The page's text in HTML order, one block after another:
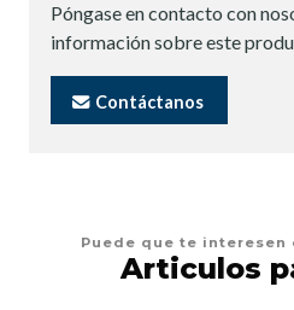
Póngase en contacto con
información sobre este
Contáctanos
Puede que te
Articulos